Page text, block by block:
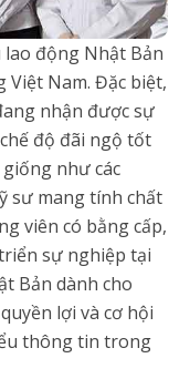
động Nhật Bản
Việt Nam. Đặc biệt,
nhận được sự
độ đãi ngộ tốt
như các
sư mang tính chất
viên có bằng cấp,
sự nghiệp tại
Bản dành cho
lợi và cơ hội
thông tin trong